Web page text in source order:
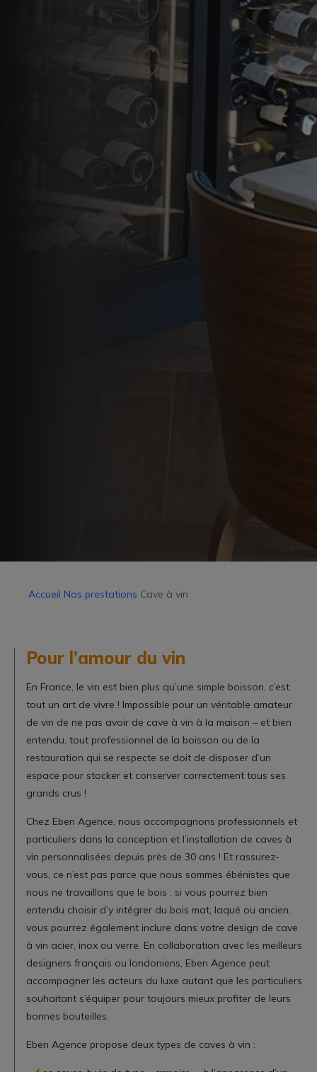
Accueil Nos prestations Cave à vin
Pour l’amour du vin
En France, le vin est bien plus qu’une simple boisson, c’est
tout un art de vivre ! Impossible pour un véritable amateur
de vin de ne pas avoir de cave à vin à la maison – et bien
entendu, tout professionnel de la boisson ou de la
restauration qui se respecte se doit de disposer d’un
espace pour stocker et conserver correctement tous ses
grands crus !
Chez Eben Agence, nous accompagnons professionnels et
particuliers dans la conception et l’installation de caves à
vin personnalisées depuis près de 30 ans ! Et rassurez-
vous, ce n’est pas parce que nous sommes ébénistes que
nous ne travaillons que le bois : si vous pourrez bien
entendu choisir d’y intégrer du bois mat, laqué ou ancien,
vous pourrez également inclure dans votre design de cave
à vin acier, inox ou verre. En collaboration avec les meilleurs
designers français ou londoniens, Eben Agence peut
accompagner les acteurs du luxe autant que les particuliers
souhaitant s’équiper pour toujours mieux profiter de leurs
bonnes bouteilles.
Eben Agence propose deux types de caves à vin :